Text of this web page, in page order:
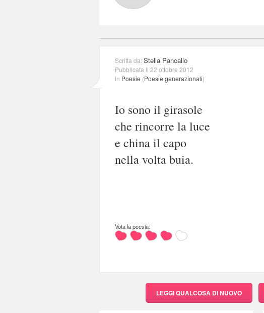
Scritta da:Stella Pancallo
Pubblicata il 22 ottobre 2012
in Poesie (Poesie generazionali)
Io sono il girasole
che rincorre la luce
e china il capo
nella volta buia.
Vota la poesia:
LEGGI QUALCOSA DI NUOVO